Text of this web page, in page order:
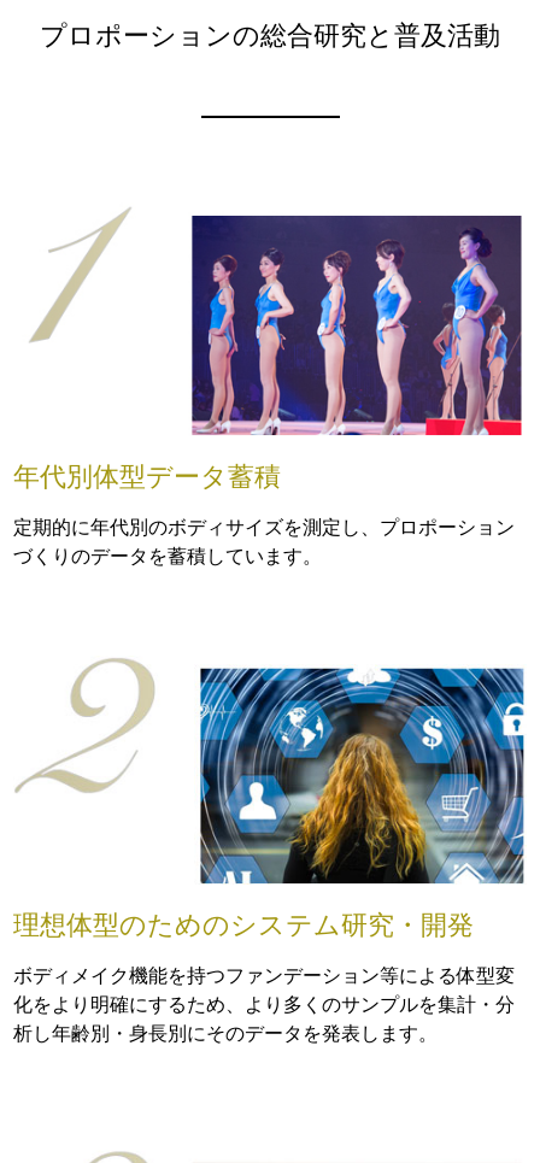
プロポーションの総合研究と普及活動
年代別体型データ蓄積
定期的に年代別のボディサイズを測定し、プロポーション
づくりのデータを蓄積しています。
理想体型のためのシステム研究・開発
ボディメイク機能を持つファンデーション等による体型変
化をより明確にするため、より多くのサンプルを集計・分
析し年齢別・身長別にそのデータを発表します。